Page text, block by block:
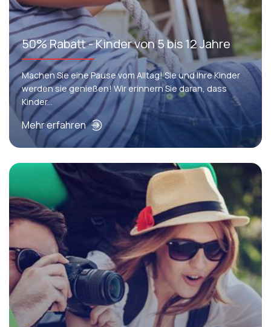
50% Rabatt - Kinder von 5 bis 12 Jahre
Machen Sie eine Pause vom Alltag! Sie und Ihre Kinder
werden sie genießen! Wir erinnern Sie daran, dass
Kinder...
Mehr erfahren